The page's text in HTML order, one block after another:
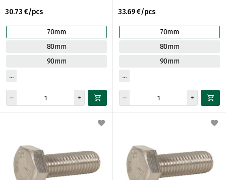
30.73 €/pcs
70mm
80mm
90mm
33.69 €/pcs
70mm
80mm
90mm